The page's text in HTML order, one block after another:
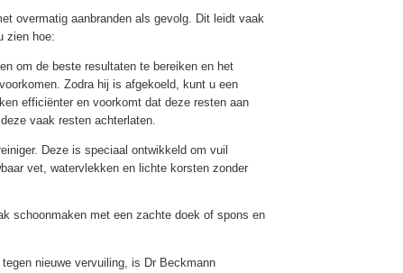
overmatig aanbranden als gevolg. Dit leidt vaak
zien hoe:
om de beste resultaten te bereiken en het
Zodra hij is afgekoeld, kunt u een
efficiënter en voorkomt dat deze resten aan
vaak resten achterlaten.
Deze is speciaal ontwikkeld om vuil
vet, watervlekken en lichte korsten zonder
schoonmaken met een zachte doek of spons en
nieuwe vervuiling, is Dr Beckmann